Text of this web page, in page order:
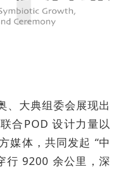
、大典组委会展现出
合POD 设计力量以
媒体，共同发起 “中
行 9200 余公里，深